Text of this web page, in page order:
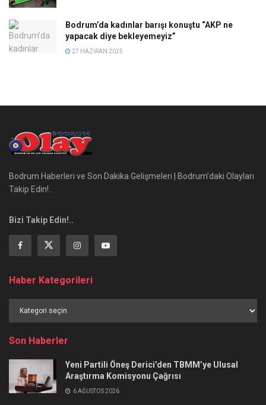
Bodrum’da kadınlar barışı konuştu “AKP ne
yapacak diye bekleyemeyiz”
27 HAZIRAN 2025
Bodrum Haberleri ve Son Dakika Gelişmeleri | Bodrum’daki Olayları
Takip Edin!..
Bizi Takip Edin!..
Haber Kategorileri
Kategorileri
Son Haberler
Yeni Partili Öneş Derici’den TBMM’ye Ulusal
Araştırma Komisyonu Çağrısı
6 AĞUSTOS 2026